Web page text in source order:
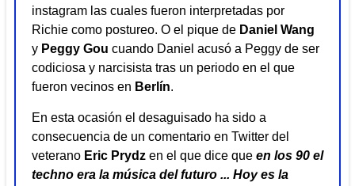
instagram las cuales fueron interpretadas por
Richie como postureo. O el pique de Daniel Wang
y Peggy Gou cuando Daniel acusó a Peggy de ser
codiciosa y narcisista tras un periodo en el que
fueron vecinos en Berlín.
En esta ocasión el desaguisado ha sido a
consecuencia de un comentario en Twitter del
veterano Eric Prydz en el que dice que en los 90 el
techno era la música del futuro ... Hoy es la